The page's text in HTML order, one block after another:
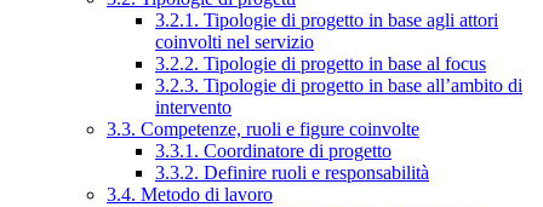
3.2.1. Tipologie di progetto in base agli attori
coinvolti nel servizio
3.2.2. Tipologie di progetto in base al focus
3.2.3. Tipologie di progetto in base all’ambito di
intervento
3.3. Competenze, ruoli e figure coinvolte
3.3.1. Coordinatore di progetto
3.3.2. Definire ruoli e responsabilità
3.4. Metodo di lavoro